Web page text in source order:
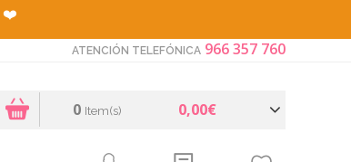
❤️
ATENCIÓN TELEFÓNICA 966 357 760
0 Item(s) 0,00€